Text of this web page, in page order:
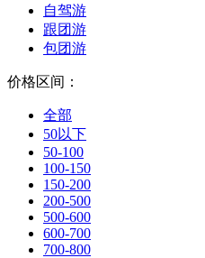
自驾游
跟团游
包团游
价格区间：
全部
50以下
50-100
100-150
150-200
200-500
500-600
600-700
700-800